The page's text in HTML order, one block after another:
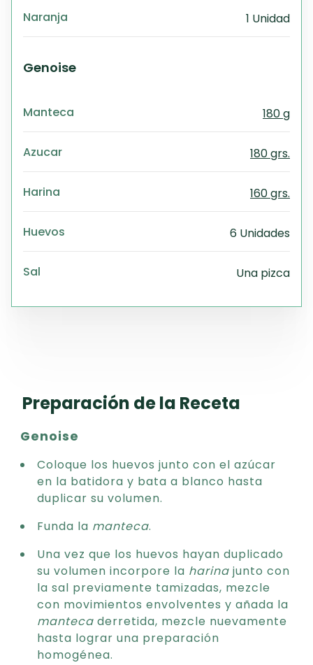
Naranja 1 Unidad
Genoise
Manteca 180 g
Azucar 180 grs.
Harina 160 grs.
Huevos 6 Unidades
Sal Una pizca
Preparación de la Receta
Genoise
Coloque los huevos junto con el azúcar
en la batidora y bata a blanco hasta
duplicar su volumen.
Funda la manteca.
Una vez que los huevos hayan duplicado
su volumen incorpore la harina junto con
la sal previamente tamizadas, mezcle
con movimientos envolventes y añada la
manteca derretida, mezcle nuevamente
hasta lograr una preparación
homogénea.